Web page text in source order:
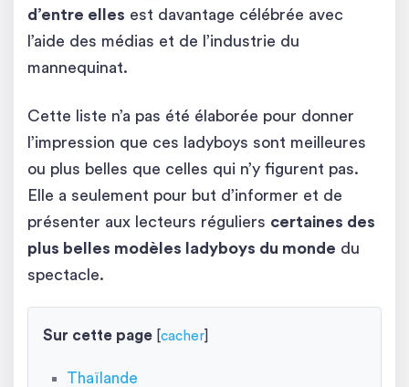
d’entre elles est davantage célébrée avec
l’aide des médias et de l’industrie du
mannequinat.
Cette liste n’a pas été élaborée pour donner
l’impression que ces ladyboys sont meilleures
ou plus belles que celles qui n’y figurent pas.
Elle a seulement pour but d’informer et de
présenter aux lecteurs réguliers certaines des
plus belles modèles ladyboys du monde du
spectacle.
Sur cette page cacher
Thaïlande